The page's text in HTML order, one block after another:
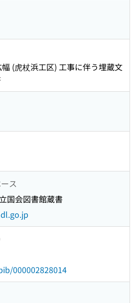
(虎杖浜工区) 工事に伴う埋蔵文
ス
国会図書館蔵書
000002828014